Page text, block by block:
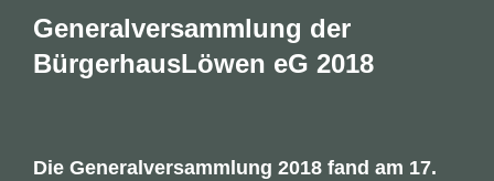
Generalversammlung der
BürgerhausLöwen eG 2018
Die Generalversammlung 2018 fand am 17.